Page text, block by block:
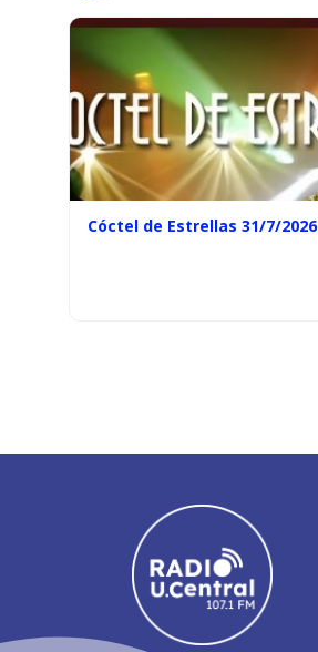
Cóctel de Estrellas 31/7/2026